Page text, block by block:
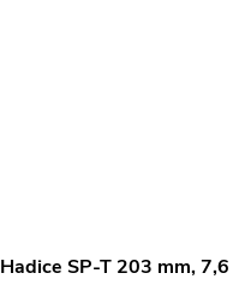
Hadice SP-T 203 mm, 7,6